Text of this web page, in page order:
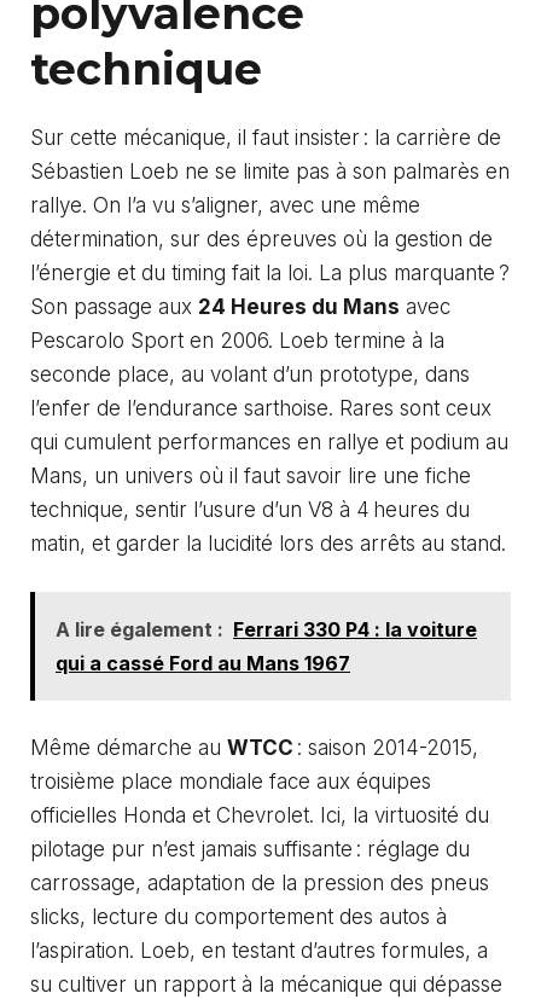
polyvalence
technique
Sur cette mécanique, il faut insister : la carrière de
Sébastien Loeb ne se limite pas à son palmarès en
rallye. On l’a vu s’aligner, avec une même
détermination, sur des épreuves où la gestion de
l’énergie et du timing fait la loi. La plus marquante ?
Son passage aux 24 Heures du Mans avec
Pescarolo Sport en 2006. Loeb termine à la
seconde place, au volant d’un prototype, dans
l’enfer de l’endurance sarthoise. Rares sont ceux
qui cumulent performances en rallye et podium au
Mans, un univers où il faut savoir lire une fiche
technique, sentir l’usure d’un V8 à 4 heures du
matin, et garder la lucidité lors des arrêts au stand.
A lire également : Ferrari 330 P4 : la voiture
qui a cassé Ford au Mans 1967
Même démarche au WTCC : saison 2014-2015,
troisième place mondiale face aux équipes
officielles Honda et Chevrolet. Ici, la virtuosité du
pilotage pur n’est jamais suffisante : réglage du
carrossage, adaptation de la pression des pneus
slicks, lecture du comportement des autos à
l’aspiration. Loeb, en testant d’autres formules, a
su cultiver un rapport à la mécanique qui dépasse